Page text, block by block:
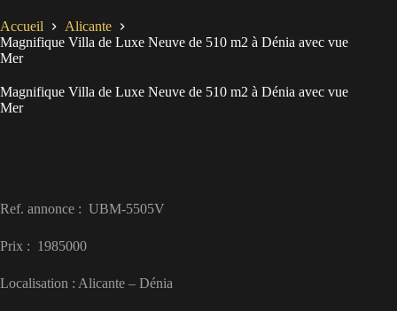
Accueil
Alicante
Magnifique Villa de Luxe Neuve de 510 m2 à Dénia avec vue
Mer
Magnifique Villa de Luxe Neuve de 510 m2 à Dénia avec vue
Mer
Ref. annonce : UBM-5505V
Prix : 1985000
Localisation : Alicante – Dénia